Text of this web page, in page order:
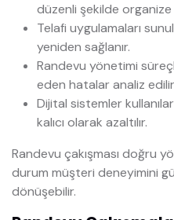
düzenli şekilde organize
Telafi uygulamaları
yeniden sağlanır.
Randevu yönetimi
eden hatalar analiz
Dijital sistemler
kalıcı olarak azaltılır.
Randevu çakışması doğru
durum müşteri deneyimini
dönüşebilir.